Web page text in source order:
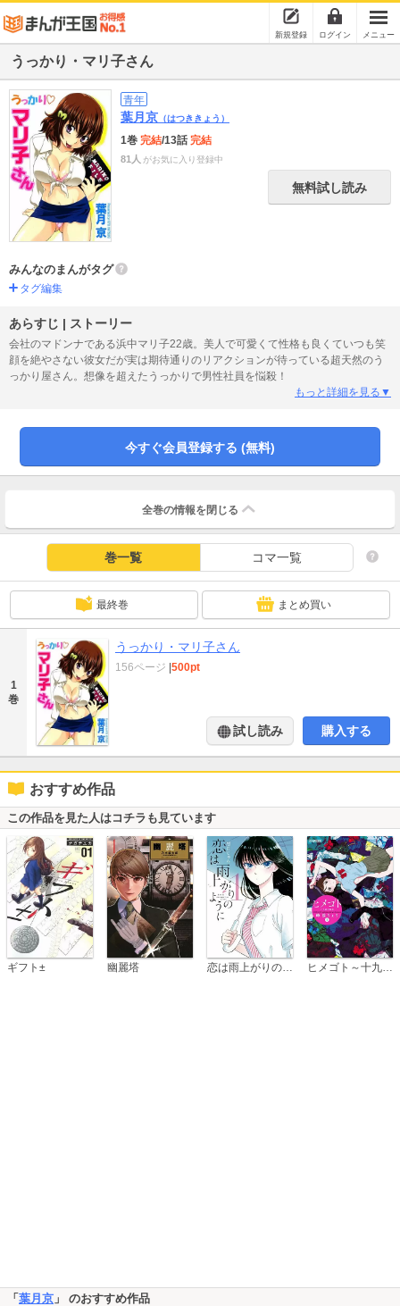
新規登録 ログイン メニュー
うっかり・マリ子さん
青年
葉月京 （はつききょう）
1巻 完結/13話完結
81人 がお気に入り登録中
無料試し読み
みんなのまんがタグ
タグ編集
あらすじ | ストーリー
会社のマドンナである浜中マリ子22歳。美人で可愛くて性格も良くていつも笑
顔を絶やさない彼女だが実は期待通りのリアクションが待っている超天然のう
っかり屋さん。想像を超えたうっかりで男性社員を悩殺！
もっと詳細を見る▼
今すぐ会員登録する (無料)
全巻の情報を 閉じる
巻一覧 コマ一覧
最終巻 まとめ買い
1
巻
うっかり・マリ子さん
156ページ |500pt
試し読み 購入する
おすすめ作品
この作品を見た人はコチラも見ています
ギフト± 幽麗塔 ヒメゴト～十九歳の制服～
「 葉月京 」 のおすすめ作品